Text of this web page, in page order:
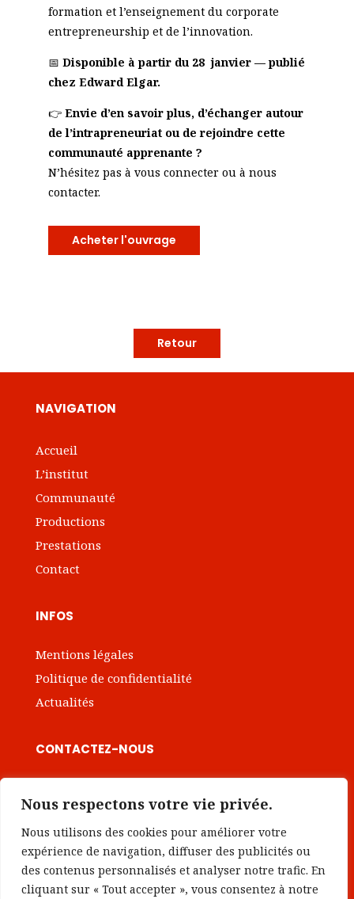
Nous respectons votre vie privée.
Nous utilisons des cookies pour améliorer votre
expérience de navigation, diffuser des publicités ou
des contenus personnalisés et analyser notre trafic. En
cliquant sur « Tout accepter », vous consentez à notre
formation et l’enseignement du corporate
entrepreneurship et de l’innovation.
📅 Disponible à partir du 28 janvier — publié
chez Edward Elgar.
👉 Envie d’en savoir plus, d’échanger autour
de l’intrapreneuriat ou de rejoindre cette
communauté apprenante ?
N’hésitez pas à vous connecter ou à nous
contacter.
Acheter l'ouvrage
Retour
NAVIGATION
Accueil
L’institut
Communauté
Productions
Prestations
Contact
INFOS
Mentions légales
Politique de confidentialité
Actualités
CONTACTEZ-NOUS
Prendre rendez-vous